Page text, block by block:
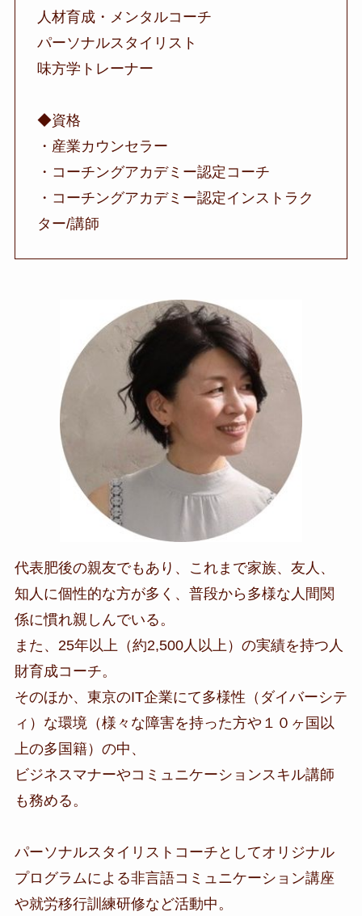
人材育成・メンタルコーチ
パーソナルスタイリスト
味方学トレーナー
◆資格
・産業カウンセラー
・コーチングアカデミー認定コーチ
・コーチングアカデミー認定インストラク
ター/講師
代表肥後の親友でもあり、これまで家族、友人、
知人に個性的な方が多く、普段から多様な人間関
係に慣れ親しんでいる。
また、25年以上（約2,500人以上）の実績を持つ人
財育成コーチ。
そのほか、東京のIT企業にて多様性（ダイバーシテ
ィ）な環境（様々な障害を持った方や１０ヶ国以
上の多国籍）の中、
ビジネスマナーやコミュニケーションスキル講師
も務める。
パーソナルスタイリストコーチとしてオリジナル
プログラムによる非言語コミュニケーション講座
や就労移行訓練研修など活動中。